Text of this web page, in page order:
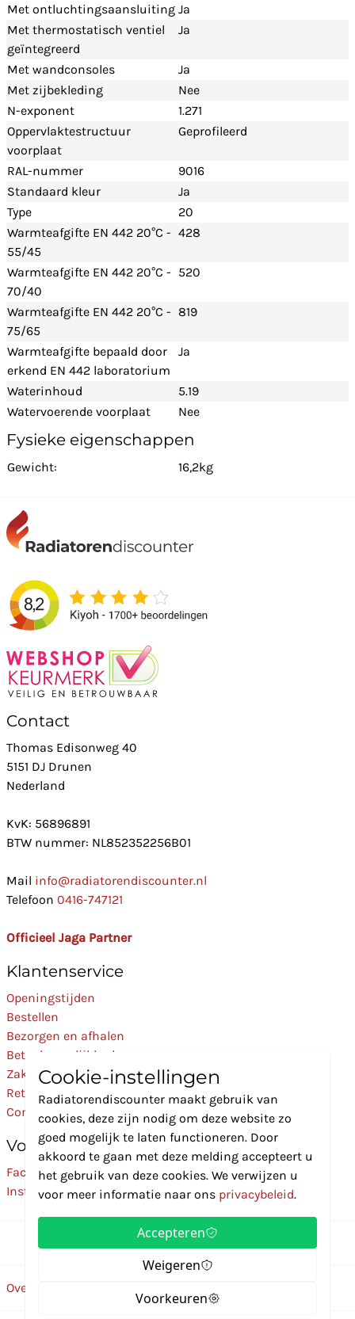
Met ontluchtingsaansluiting Ja
Met thermostatisch ventiel
geïntegreerd
Ja
Met wandconsoles
Ja
Met zijbekleding
Nee
N-exponent
1.271
Oppervlaktestructuur
voorplaat
Geprofileerd
RAL-nummer
9016
Standaard kleur
Ja
Type
20
Warmteafgifte EN 442 20°C -
55/45
428
Warmteafgifte EN 442 20°C -
70/40
520
Warmteafgifte EN 442 20°C -
75/65
819
Warmteafgifte bepaald door
erkend EN 442 laboratorium
Ja
Waterinhoud
5.19
Watervoerende voorplaat
Nee
Fysieke eigenschappen
Gewicht: 16,2kg
Contact
Thomas Edisonweg 40
5151 DJ Drunen
Nederland
KvK: 56896891
BTW nummer: NL852352256B01
Mail info@radiatorendiscounter.nl
Telefoon 0416-747121
Officieel Jaga Partner
Klantenservice
Openingstijden
Bestellen
Bezorgen en afhalen
Betaalmogelijkheden
Zakelijk
Retourneren
Contact
Volg Ons
Facebook
Instagram
Over ons
Cookie-instellingen
Radiatorendiscounter maakt gebruik van
cookies, deze zijn nodig om deze website zo
goed mogelijk te laten functioneren. Door
akkoord te gaan met deze melding accepteert u
het gebruik van deze cookies. We verwijzen u
voor meer informatie naar ons privacybeleid.
Accepteren
Weigeren
Voorkeuren